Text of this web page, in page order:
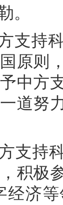
。
支持
原则
中方
道努
支持
积极
经济